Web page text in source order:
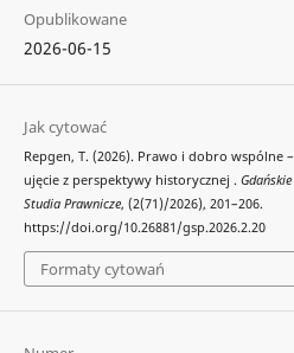
Opublikowane
2026-06-15
Jak cytować
Repgen, T. (2026). Prawo i dobro wspólne –
ujęcie z perspektywy historycznej . Gdańskie
Studia Prawnicze, (2(71)/2026), 201–206.
https://doi.org/10.26881/gsp.2026.2.20
Formaty cytowań